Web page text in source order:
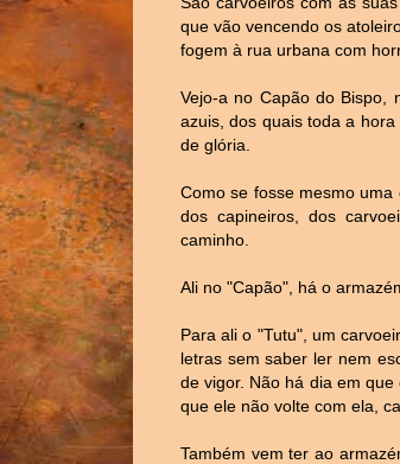
que vão vencendo os
fogem à rua urbana com
Vejo-a no Capão do Bispo,
azuis, dos quais toda a
de glória.
Como se fosse mesmo
dos capineiros, dos
caminho.
Ali no "Capão", há o
Para ali o "Tutu", um
letras sem saber ler nem
de vigor. Não há dia em
que ele não volte com ela,
Também vem ter ao